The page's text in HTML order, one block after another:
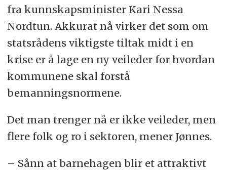
fra kunnskapsminister Kari Nessa
Nordtun. Akkurat nå virker det som om
statsrådens viktigste tiltak midt i en
krise er å lage en ny veileder for hvordan
kommunene skal forstå
bemanningsnormene.
Det man trenger nå er ikke veileder, men
flere folk og ro i sektoren, mener Jønnes.
– Sånn at barnehagen blir et attraktivt